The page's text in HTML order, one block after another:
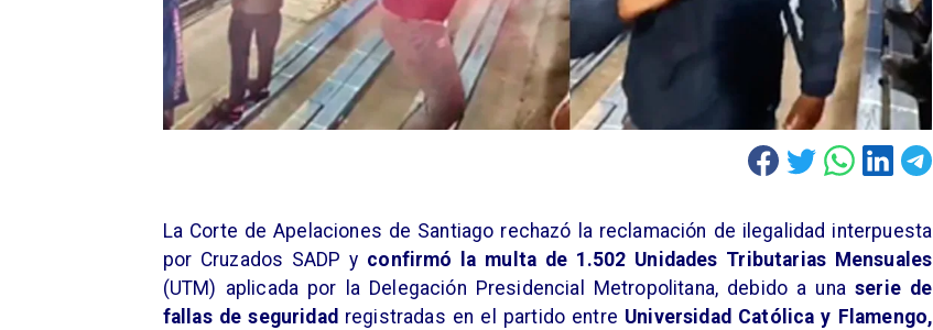
La Corte de Apelaciones de Santiago rechazó la reclamación de ilegalidad interpuesta
por Cruzados SADP y confirmó la multa de 1.502 Unidades Tributarias Mensuales
(UTM) aplicada por la Delegación Presidencial Metropolitana, debido a unaserie de
fallas de seguridad registradas en el partido entre Universidad Católica y Flamengo,